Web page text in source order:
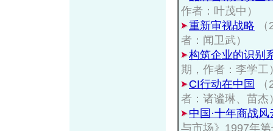
作者：叶茂中）
重新审视战略
者：闻卫武）
构筑企业的识别
期，作者：李学工
CI行动在中国
者：诸谧琳、苗杰
中国·十年商战
与市场》1997年